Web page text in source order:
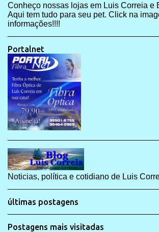
Conheço nossas lojas em Luis Correia e
Aqui tem tudo para seu pet. Click na
informações!!!!
Portalnet
Noticias, política e cotidiano de Luis
últimas postagens
Postagens mais visitadas